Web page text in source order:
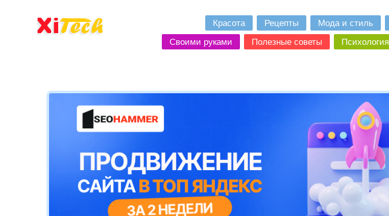
Красота Рецепты Мода и стиль
Своими руками
Полезные советы Психология